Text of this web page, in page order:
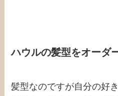
ハウルの髪型をオーダ
髪型なのですが自分の好